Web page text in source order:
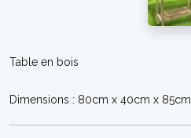
Table en bois
Dimensions : 80cm x 40cm x 85cm